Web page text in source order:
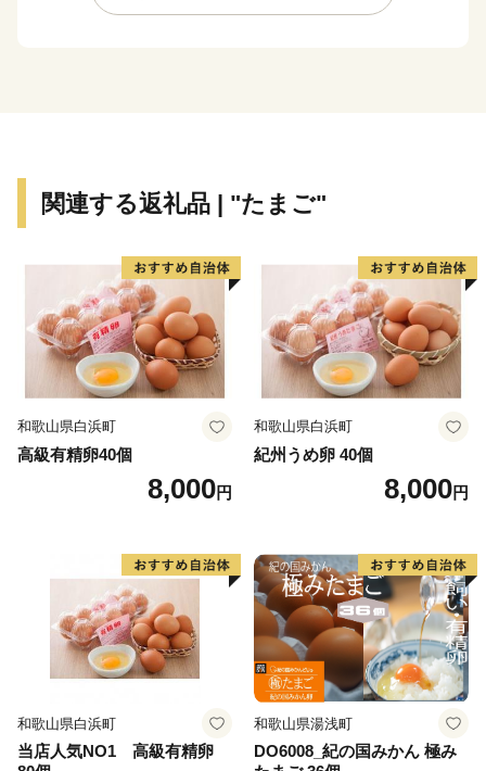
冬季の呼び物として人気のあるスポーツ雪合戦を開発
関連する返礼品 | "たまご"
和歌山県白浜町
高級有精卵40個
8,000円
和歌山県白浜町
紀州うめ卵 40個
8,000円
和歌山県白浜町
当店人気NO1 高級有精卵
和歌山県湯浅町
DO6008_紀の国みかん 極み